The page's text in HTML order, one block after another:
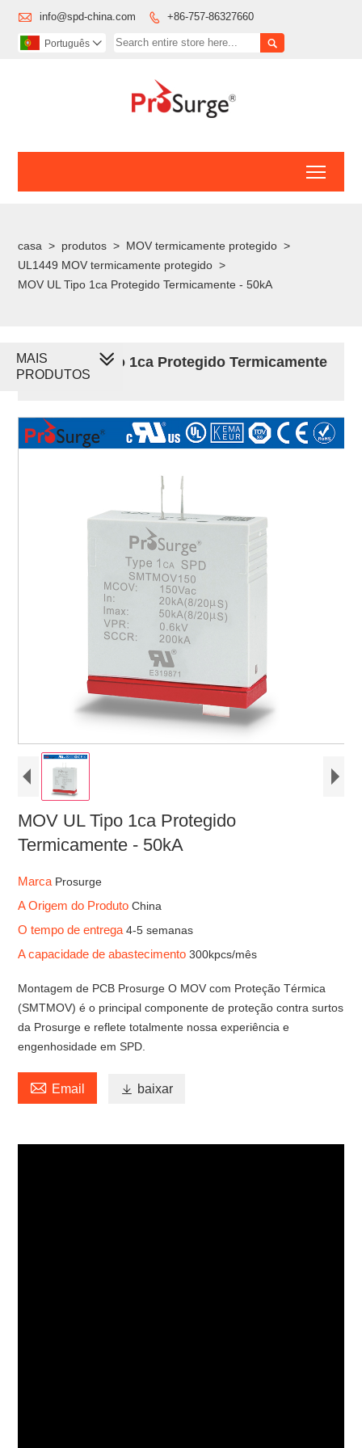
 info@spd-china.com  +86-757-86327660

Português 
casa > produtos > MOV termicamente protegido >
UL1449 MOV termicamente protegido >
MOV UL Tipo 1ca Protegido Termicamente - 50kA
MOV UL Tipo 1ca Protegido Termicamente
- 50kA
MOV UL Tipo 1ca Protegido
Termicamente - 50kA
Marca Prosurge
A Origem do ProdutoChina
O tempo de entrega4-5 semanas
A capacidade de abastecimento300kpcs/mês
Montagem de PCB Prosurge O MOV com Proteção Térmica
(SMTMOV) é o principal componente de proteção contra surtos
da Prosurge e reflete totalmente nossa experiência e
engenhosidade em SPD.
 Email  baixar
MAIS
PRODUTOS